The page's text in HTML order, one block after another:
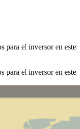
para el inversor en este
para el inversor en este